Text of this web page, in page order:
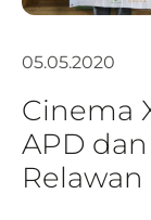
05.05.2020
Cinema
APD